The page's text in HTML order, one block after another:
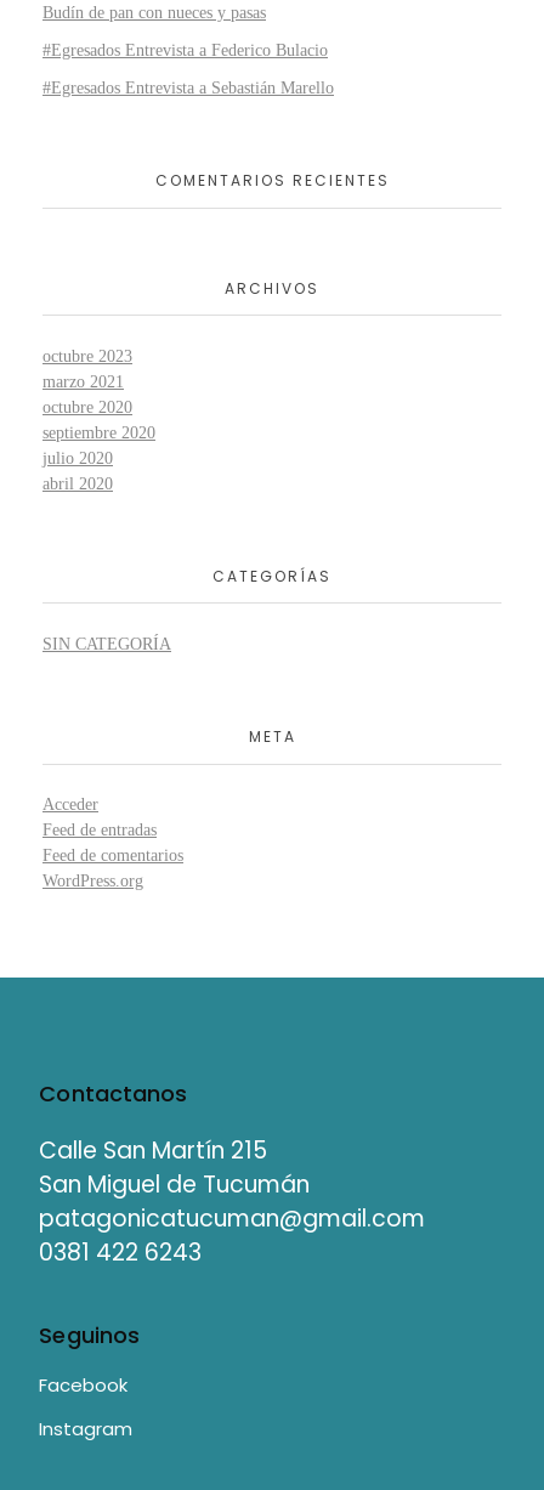
Budín de pan con nueces y pasas
#Egresados Entrevista a Federico Bulacio
#Egresados Entrevista a Sebastián Marello
COMENTARIOS RECIENTES
ARCHIVOS
octubre 2023
marzo 2021
octubre 2020
septiembre 2020
julio 2020
abril 2020
CATEGORÍAS
SIN CATEGORÍA
META
Acceder
Feed de entradas
Feed de comentarios
WordPress.org
Contactanos
Calle San Martín 215
San Miguel de Tucumán
patagonicatucuman@gmail.com
0381 422 6243
Seguinos
Facebook
Instagram